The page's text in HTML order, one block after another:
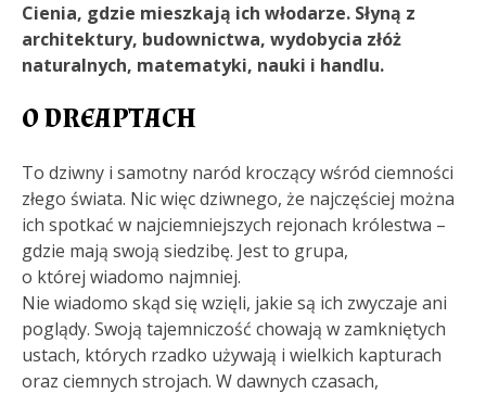
Cienia, gdzie mieszkają ich włodarze. Słyną z
architektury, budownictwa, wydobycia złóż
naturalnych, matematyki, nauki i handlu.
O DREAPTACH
To dziwny i samotny naród kroczący wśród ciemności
złego świata. Nic więc dziwnego, że najczęściej można
ich spotkać w najciemniejszych rejonach królestwa –
gdzie mają swoją siedzibę. Jest to grupa,
o której wiadomo najmniej.
Nie wiadomo skąd się wzięli, jakie są ich zwyczaje ani
poglądy. Swoją tajemniczość chowają w zamkniętych
ustach, których rzadko używają i wielkich kapturach
oraz ciemnych strojach. W dawnych czasach,